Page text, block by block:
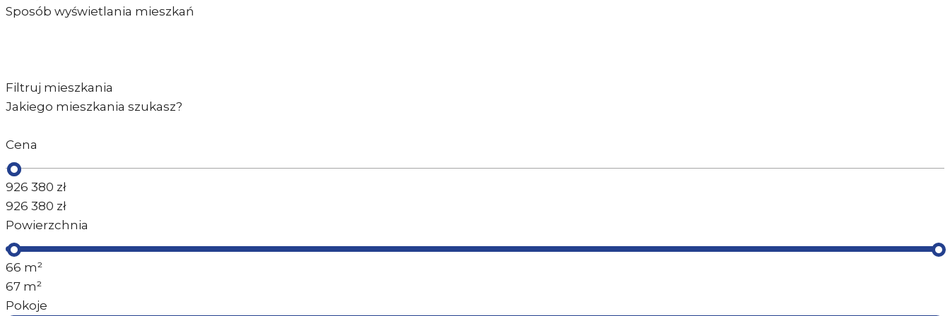
Sposób wyświetlania mieszkań
Filtruj mieszkania
Jakiego mieszkania szukasz?
Cena
926 380 zł
926 380 zł
Powierzchnia
66 m²
67 m²
Pokoje